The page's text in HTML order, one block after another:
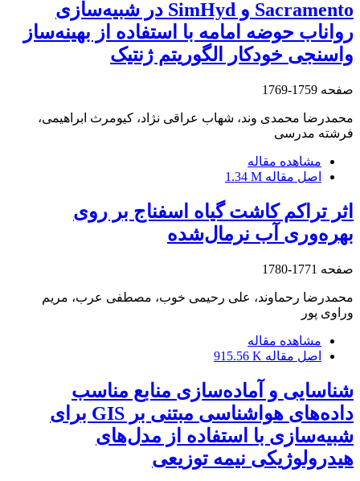
Sacramento و SimHyd در شبیه‌سازی
رواناب حوضه امامه با استفاده از بهینه‌ساز
واسنجی خودکار الگوریتم ژنتیک
صفحه 1759-1769
محمدرضا محمدی وند، شهاب عراقی نژاد، کیومرث ابراهیمی،
فرشته مدرسی
مشاهده مقاله
اصل مقاله 1.34 M
اثر تراکم کاشت گیاه اسفناج بر روی
بهره‌وری آب نرمال‌شده
صفحه 1771-1780
محمدرضا رحماوند، علی رحیمی خوب، مصطفی عرب، مریم
وراوی پور
مشاهده مقاله
اصل مقاله 915.56 K
شناسایی و آماده‌سازی منابع مناسب
داده‌های هواشناسی مبتنی بر GIS برای
شبیه‌سازی با استفاده از مدل‌های
هیدرولوژیکی نیمه توزیعی